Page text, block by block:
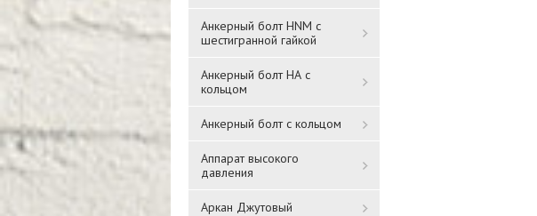
Анкерный болт HNM с
шестигранной гайкой
Анкерный болт НА с
кольцом
Анкерный болт с кольцом
Аппарат высокого
давления
Аркан Джутовый